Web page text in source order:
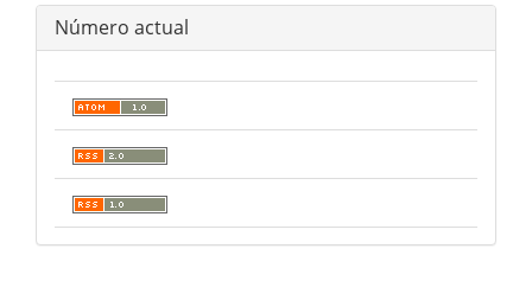
Número actual